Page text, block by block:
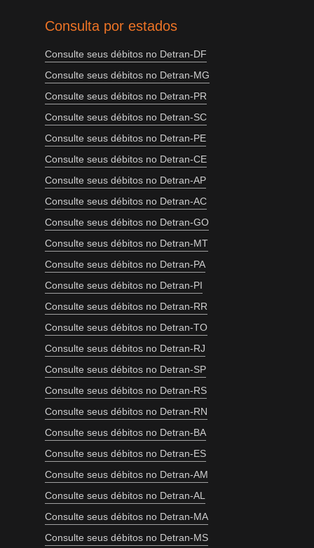
Consulta por estados
Consulte seus débitos no Detran-DF
Consulte seus débitos no Detran-MG
Consulte seus débitos no Detran-PR
Consulte seus débitos no Detran-SC
Consulte seus débitos no Detran-PE
Consulte seus débitos no Detran-CE
Consulte seus débitos no Detran-AP
Consulte seus débitos no Detran-AC
Consulte seus débitos no Detran-GO
Consulte seus débitos no Detran-MT
Consulte seus débitos no Detran-PA
Consulte seus débitos no Detran-PI
Consulte seus débitos no Detran-RR
Consulte seus débitos no Detran-TO
Consulte seus débitos no Detran-RJ
Consulte seus débitos no Detran-SP
Consulte seus débitos no Detran-RS
Consulte seus débitos no Detran-RN
Consulte seus débitos no Detran-BA
Consulte seus débitos no Detran-ES
Consulte seus débitos no Detran-AM
Consulte seus débitos no Detran-AL
Consulte seus débitos no Detran-MA
Consulte seus débitos no Detran-MS